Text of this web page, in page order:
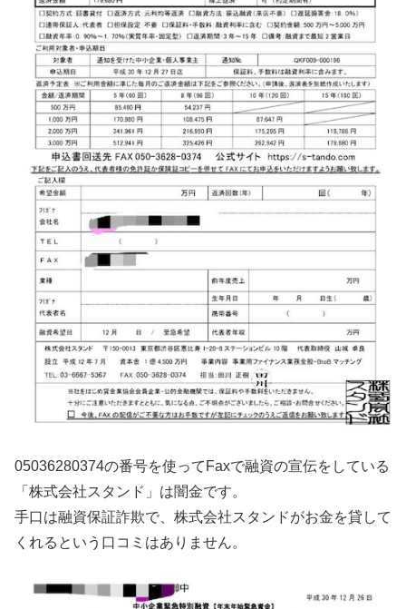
05036280374の番号を使ってFaxで融資の宣伝をしている
「株式会社スタンド」は闇金です。
手口は融資保証詐欺で、株式会社スタンドがお金を貸して
くれるという口コミはありません。